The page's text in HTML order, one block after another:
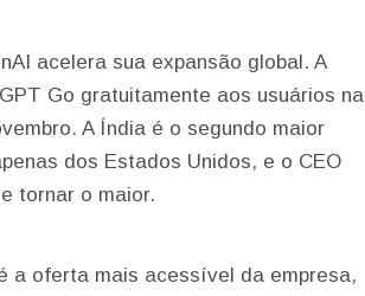
acelera sua expansão global. A
Go gratuitamente aos usuários na
A Índia é o segundo maior
dos Estados Unidos, e o CEO
tornar o maior.
a oferta mais acessível da empresa,